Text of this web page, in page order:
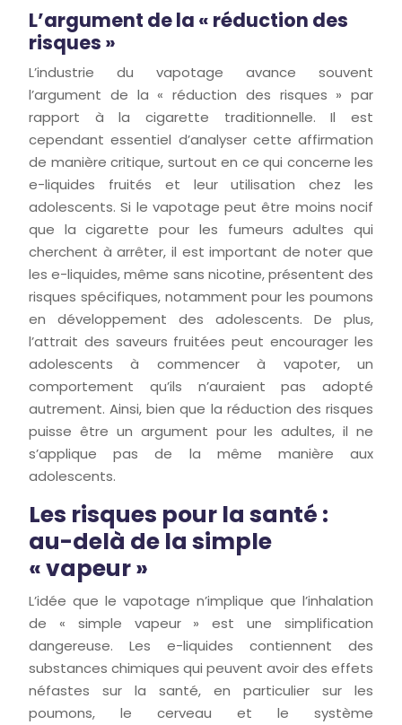
L’argument de la « réduction des
risques »
L’industrie du vapotage avance souvent
l’argument de la « réduction des risques » par
rapport à la cigarette traditionnelle. Il est
cependant essentiel d’analyser cette affirmation
de manière critique, surtout en ce qui concerne les
e-liquides fruités et leur utilisation chez les
adolescents. Si le vapotage peut être moins nocif
que la cigarette pour les fumeurs adultes qui
cherchent à arrêter, il est important de noter que
les e-liquides, même sans nicotine, présentent des
risques spécifiques, notamment pour les poumons
en développement des adolescents. De plus,
l’attrait des saveurs fruitées peut encourager les
adolescents à commencer à vapoter, un
comportement qu’ils n’auraient pas adopté
autrement. Ainsi, bien que la réduction des risques
puisse être un argument pour les adultes, il ne
s’applique pas de la même manière aux
adolescents.
Les risques pour la santé :
au-delà de la simple
« vapeur »
L’idée que le vapotage n’implique que l’inhalation
de « simple vapeur » est une simplification
dangereuse. Les e-liquides contiennent des
substances chimiques qui peuvent avoir des effets
néfastes sur la santé, en particulier sur les
poumons, le cerveau et le système